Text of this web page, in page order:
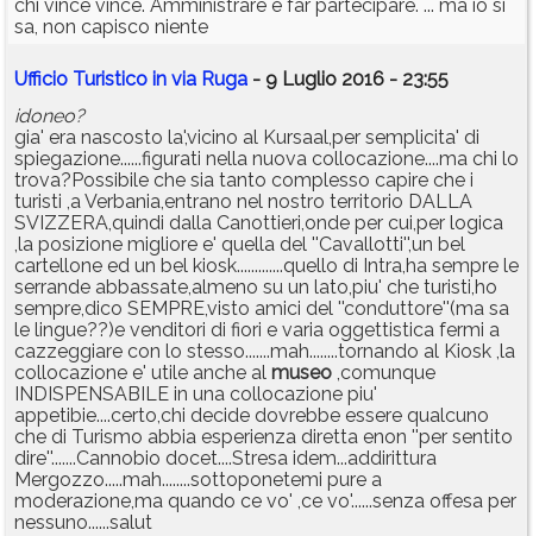
chi vince vince. Amministrare è far partecipare. ... ma io si
sa, non capisco niente
Ufficio Turistico in via Ruga - 9 Luglio 2016 - 23:55
idoneo?
gia' era nascosto la',vicino al Kursaal,per semplicita' di
spiegazione......figurati nella nuova collocazione....ma chi lo
trova?Possibile che sia tanto complesso capire che i
turisti ,a Verbania,entrano nel nostro territorio DALLA
SVIZZERA,quindi dalla Canottieri,onde per cui,per logica
,la posizione migliore e' quella del ''Cavallotti'',un bel
cartellone ed un bel kiosk.............quello di Intra,ha sempre le
serrande abbassate,almeno su un lato,piu' che turisti,ho
sempre,dico SEMPRE,visto amici del ''conduttore''(ma sa
le lingue??)e venditori di fiori e varia oggettistica fermi a
cazzeggiare con lo stesso.......mah........tornando al Kiosk ,la
collocazione e' utile anche al museo ,comunque
INDISPENSABILE in una collocazione piu'
appetibie....certo,chi decide dovrebbe essere qualcuno
che di Turismo abbia esperienza diretta enon ''per sentito
dire''.......Cannobio docet....Stresa idem...addirittura
Mergozzo.....mah........sottoponetemi pure a
moderazione,ma quando ce vo' ,ce vo'......senza offesa per
nessuno......salut